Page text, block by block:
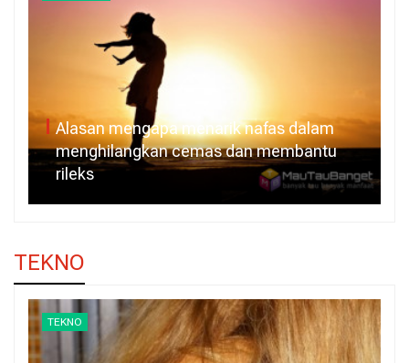
Alasan mengapa menarik nafas dalam
menghilangkan cemas dan membantu
rileks
TEKNO
TEKNO